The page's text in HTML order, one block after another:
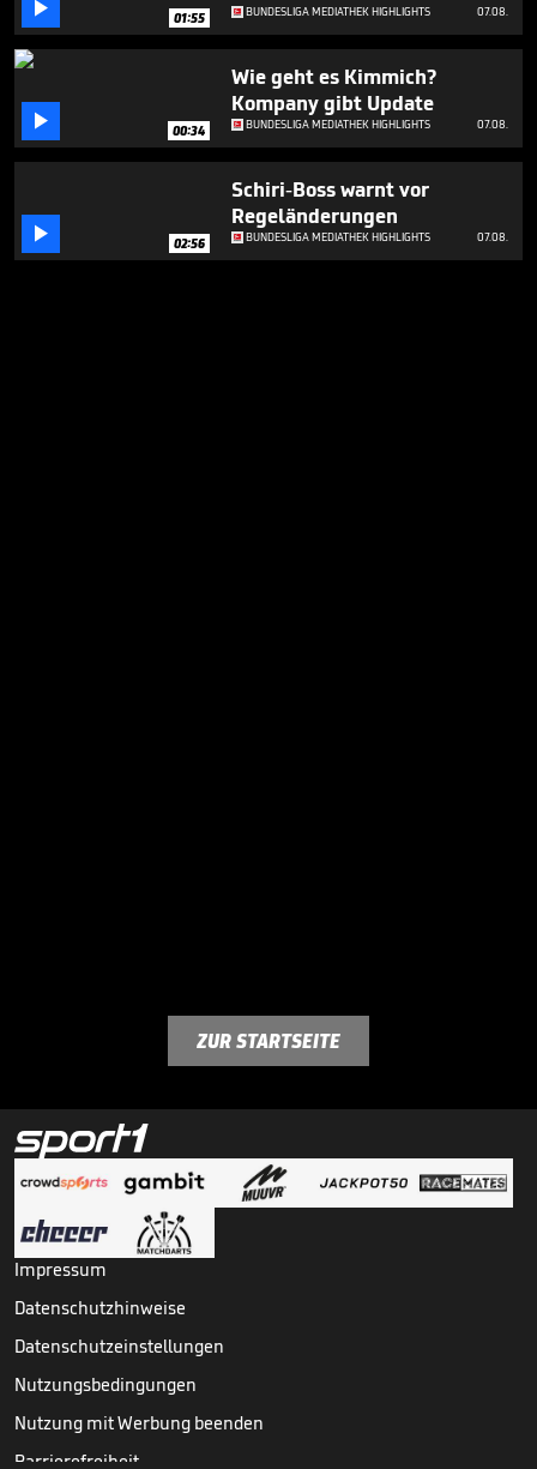
 01:55 BUNDESLIGA MEDIATHEK HIGHLIGHTS 07.08.
 00:34
Wie geht es Kimmich?
Kompany gibt Update
BUNDESLIGA MEDIATHEK HIGHLIGHTS 07.08.
 02:56
Schiri-Boss warnt vor
Regeländerungen
BUNDESLIGA MEDIATHEK HIGHLIGHTS 07.08.
ZUR STARTSEITE
Impressum
Datenschutzhinweise
Datenschutzeinstellungen
Nutzungsbedingungen
Nutzung mit Werbung beenden
Barrierefreiheit